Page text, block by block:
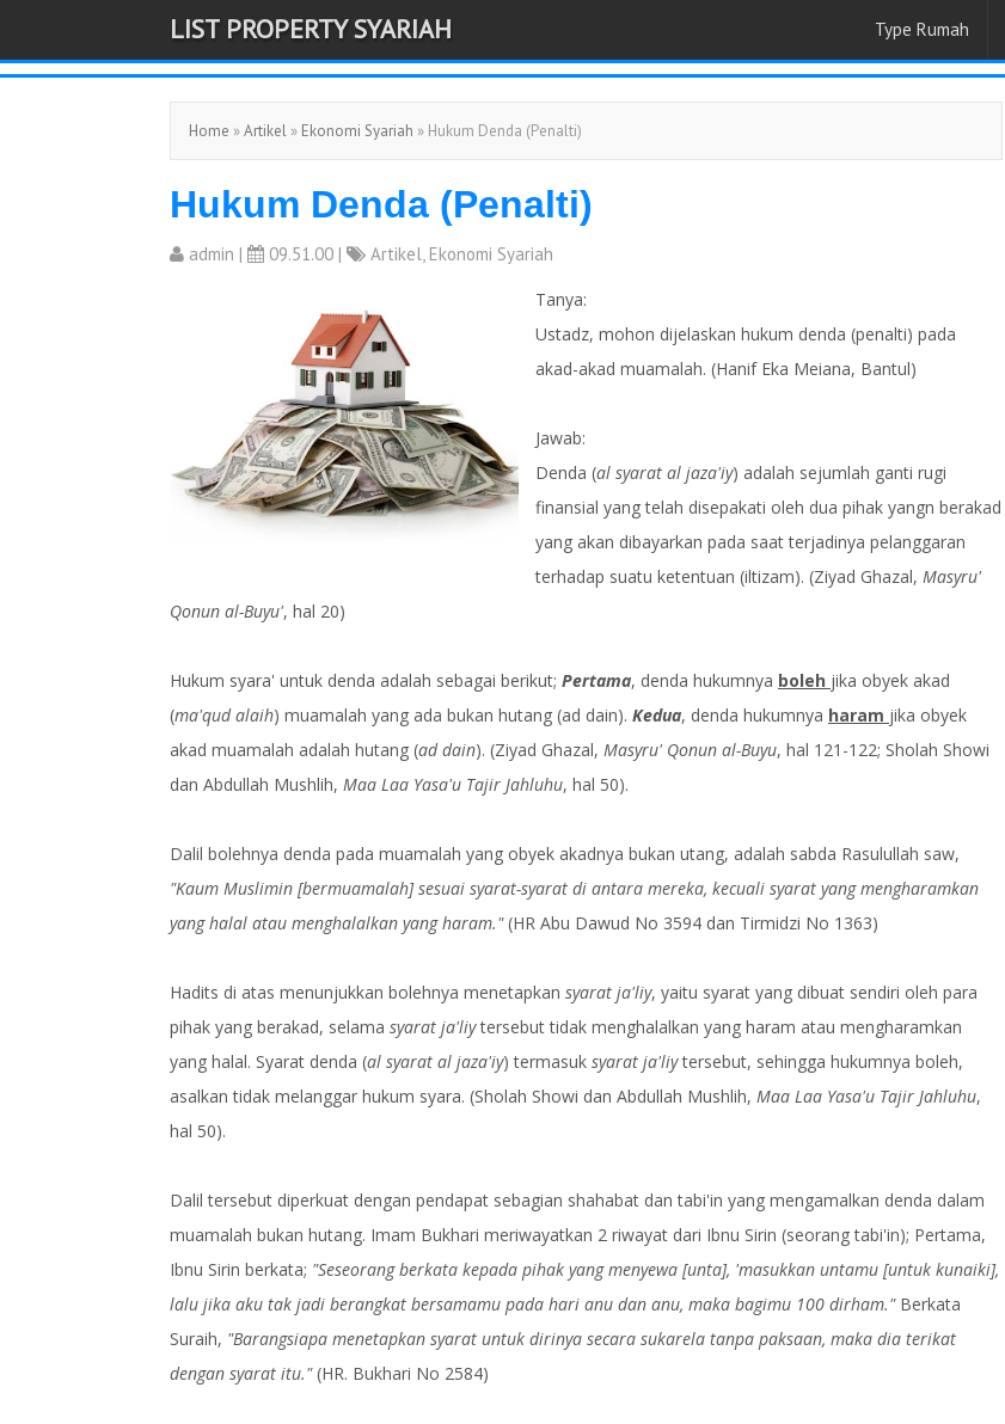
-->
LIST PROPERTY SYARIAH Type Rumah
Home »Artikel » Ekonomi Syariah » Hukum Denda (Penalti)
Hukum Denda (Penalti)
admin | 09.51.00 | Artikel, Ekonomi Syariah
Tanya:
Ustadz, mohon dijelaskan hukum denda (penalti) pada
akad-akad muamalah. (Hanif Eka Meiana, Bantul)
Jawab:
Denda (al syarat al jaza'iy) adalah sejumlah ganti rugi
finansial yang telah disepakati oleh dua pihak yangn berakad
yang akan dibayarkan pada saat terjadinya pelanggaran
terhadap suatu ketentuan (iltizam). (Ziyad Ghazal, Masyru'
Qonun al-Buyu', hal 20)
Hukum syara' untuk denda adalah sebagai berikut; Pertama, denda hukumnya boleh jika obyek akad
(ma'qud alaih) muamalah yang ada bukan hutang (ad dain). Kedua, denda hukumnya haram jika obyek
akad muamalah adalah hutang (ad dain). (Ziyad Ghazal, Masyru' Qonun al-Buyu, hal 121-122; Sholah Showi
dan Abdullah Mushlih, Maa Laa Yasa'u Tajir Jahluhu, hal 50).
Dalil bolehnya denda pada muamalah yang obyek akadnya bukan utang, adalah sabda Rasulullah saw,
"Kaum Muslimin [bermuamalah] sesuai syarat-syarat di antara mereka, kecuali syarat yang mengharamkan
yang halal atau menghalalkan yang haram."(HR Abu Dawud No 3594 dan Tirmidzi No 1363)
Hadits di atas menunjukkan bolehnya menetapkan syarat ja'liy, yaitu syarat yang dibuat sendiri oleh para
pihak yang berakad, selama syarat ja'liytersebut tidak menghalalkan yang haram atau mengharamkan
yang halal. Syarat denda (al syarat al jaza'iy) termasuk syarat ja'liytersebut, sehingga hukumnya boleh,
asalkan tidak melanggar hukum syara. (Sholah Showi dan Abdullah Mushlih, Maa Laa Yasa'u Tajir Jahluhu,
hal 50).
Dalil tersebut diperkuat dengan pendapat sebagian shahabat dan tabi'in yang mengamalkan denda dalam
muamalah bukan hutang. Imam Bukhari meriwayatkan 2 riwayat dari Ibnu Sirin (seorang tabi'in); Pertama,
Ibnu Sirin berkata; "Seseorang berkata kepada pihak yang menyewa [unta], 'masukkan untamu [untuk kunaiki],
lalu jika aku tak jadi berangkat bersamamu pada hari anu dan anu, maka bagimu 100 dirham."Berkata
Suraih, "Barangsiapa menetapkan syarat untuk dirinya secara sukarela tanpa paksaan, maka dia terikat
dengan syarat itu."(HR. Bukhari No 2584)